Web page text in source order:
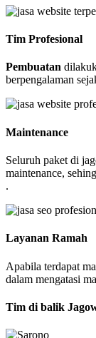
Tim Profesional
Pembuatan
berpengalaman
Maintenance
Seluruh paket di
maintenance,
.
Layanan Ramah
Apabila terdapat
dalam mengatasi
Tim di balik